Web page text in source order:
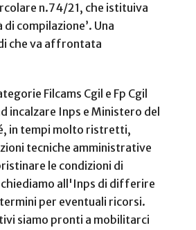
n.74/21, che istituiva
di compilazione’. Una
che va affrontata
Filcams Cgil e Fp Cgil
incalzare Inps e Ministero del
in tempi molto ristretti,
tecniche amministrative
le condizioni di
all'Inps di differire
per eventuali ricorsi.
siamo pronti a mobilitarci